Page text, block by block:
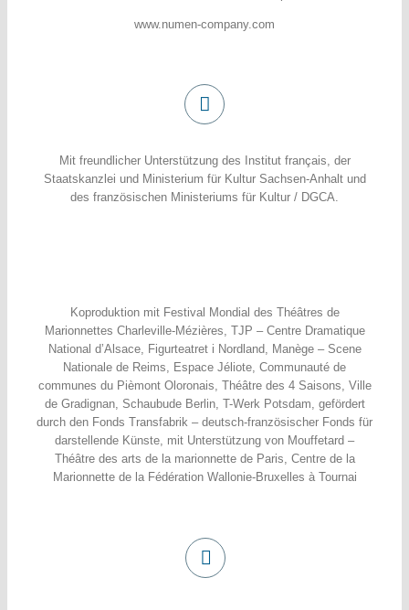
www.numen-company.com
Mit freundlicher Unterstützung des Institut français, der
Staatskanzlei und Ministerium für Kultur Sachsen-Anhalt und
des französischen Ministeriums für Kultur / DGCA.
Koproduktion mit Festival Mondial des Théâtres de
Marionnettes Charleville-Mézières, TJP – Centre Dramatique
National d’Alsace, Figurteatret i Nordland, Manège – Scene
Nationale de Reims, Espace Jéliote, Communauté de
communes du Pièmont Oloronais, Théâtre des 4 Saisons, Ville
de Gradignan, Schaubude Berlin, T-Werk Potsdam, gefördert
durch den Fonds Transfabrik – deutsch-französischer Fonds für
darstellende Künste, mit Unterstützung von Mouffetard –
Théâtre des arts de la marionnette de Paris, Centre de la
Marionnette de la Fédération Wallonie-Bruxelles à Tournai